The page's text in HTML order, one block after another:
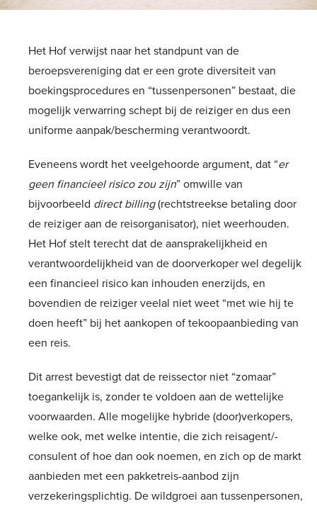
Het Hof verwijst naar het standpunt van de
beroepsvereniging dat er een grote diversiteit van
boekingsprocedures en “tussenpersonen” bestaat, die
mogelijk verwarring schept bij de reiziger en dus een
uniforme aanpak/bescherming verantwoordt.
Eveneens wordt het veelgehoorde argument, dat “er
geen financieel risico zou zijn” omwille van
bijvoorbeeld direct billing(rechtstreekse betaling door
de reiziger aan de reisorganisator), niet weerhouden.
Het Hof stelt terecht dat de aansprakelijkheid en
verantwoordelijkheid van de doorverkoper wel degelijk
een financieel risico kan inhouden enerzijds, en
bovendien de reiziger veelal niet weet “met wie hij te
doen heeft” bij het aankopen of tekoopaanbieding van
een reis.
Dit arrest bevestigt dat de reissector niet “zomaar”
toegankelijk is, zonder te voldoen aan de wettelijke
voorwaarden. Alle mogelijke hybride (door)verkopers,
welke ook, met welke intentie, die zich reisagent/-
consulent of hoe dan ook noemen, en zich op de markt
aanbieden met een pakketreis-aanbod zijn
verzekeringsplichtig. De wildgroei aan tussenpersonen,